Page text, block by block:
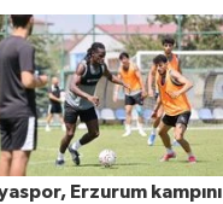
Erzurum kampını